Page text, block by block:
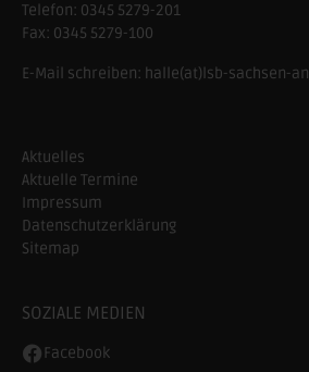
Telefon: 0345 5279-201
Fax: 0345 5279-100
E-Mail schreiben: halle(at)lsb-sachsen-
Aktuelles
Aktuelle Termine
Impressum
Datenschutzerklärung
Sitemap
SOZIALE MEDIEN
Facebook